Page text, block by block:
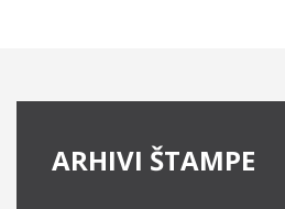
ARHIVI ŠTAMPE